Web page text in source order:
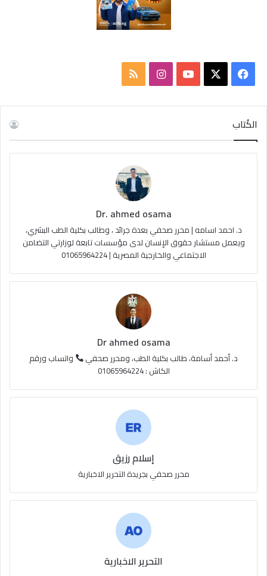
س
ب
u
e
ت
ا
م
ص
ا
ل
م
و
ق
ع
R
S
S
الكُتاب
Dr. ahmed osama
د. احمد اسامه | محرر صحفي بعدة جرائد ، وطالب بكلية الطب البشري،
ويعمل مستشار حقوق الإنسان لدى مؤسسات تابعة لوزارتي التضامن
الاجتماعي والخارجية المصرية | 01065964224
Dr ahmed osama
د. أحمد أسامة، طالب بكلية الطب، ومحرر صحفي
واتساب ورقم
الكاش : 01065964224
إسلام رزيق
محرر صحفي بجريدة التحرير الاخبارية
التحرير الاخبارية